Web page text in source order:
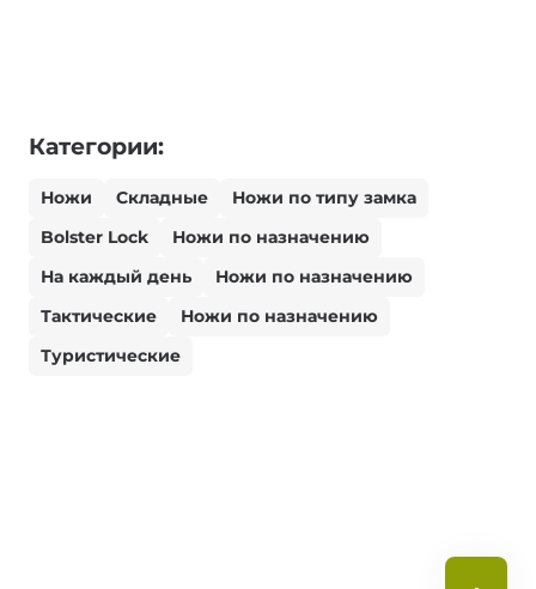
Категории:
Ножи Складные
Ножи по типу замка
Bolster Lock
Ножи по назначению
На каждый день
Ножи по назначению
Тактические
Ножи по назначению
Туристические